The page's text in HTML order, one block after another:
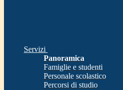
Servizi
Panoramica
Famiglie e studenti
Personale scolastico
Percorsi di studio